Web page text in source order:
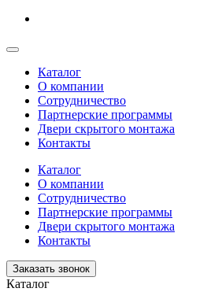
Каталог
О компании
Сотрудничество
Партнерские программы
Двери скрытого монтажа
Контакты
Каталог
О компании
Сотрудничество
Партнерские программы
Двери скрытого монтажа
Контакты
Заказать звонок
Каталог